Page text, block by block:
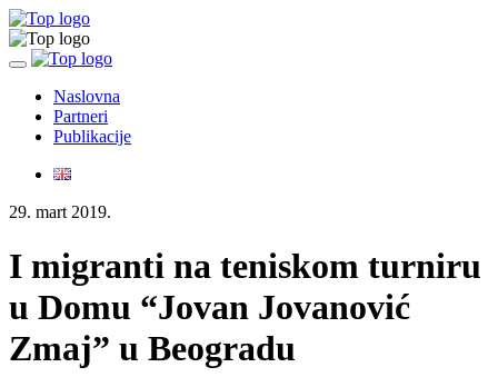
Toggle
navigationNaslovna
Partneri
Publikacije
29. mart 2019.
I migranti na teniskom turniru
u Domu “Jovan Jovanović
Zmaj” u Beogradu